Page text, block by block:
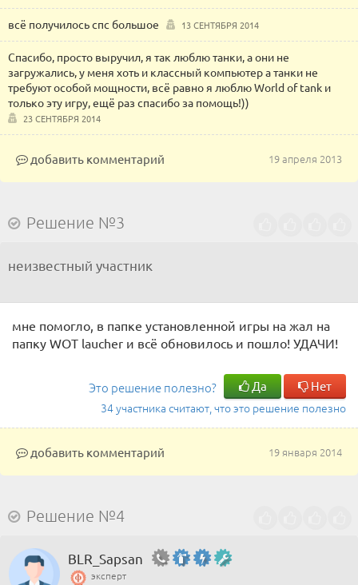
всё получилось спс большое 13 СЕНТЯБРЯ 2014
Спасибо, просто выручил, я так люблю танки, а они не
загружались, у меня хоть и классный компьютер а танки не
требуют особой мощности, всё равно я люблю World of tank и
только эту игру, ещё раз спасибо за помощь!))
23 СЕНТЯБРЯ 2014
19 апреля 2013
добавить комментарий
Решение №3
неизвестный участник
мне помогло, в папке установленной игры на жал на
папку WOT laucher и всё обновилось и пошло! УДАЧИ!
Это решение полезно? Да Нет
34 участника считают, что это решение полезно
19 января 2014
добавить комментарий
Решение №4
BLR_Sapsan
эксперт